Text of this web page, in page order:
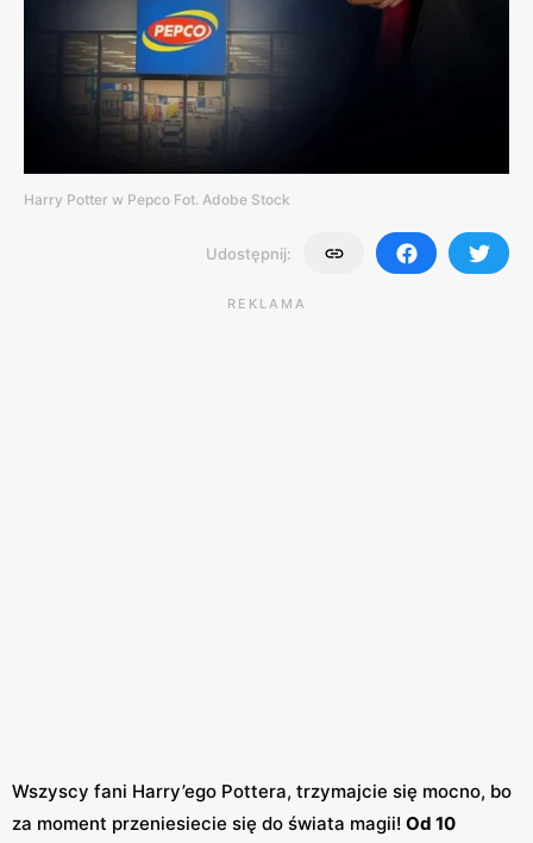
Harry Potter w Pepco Fot. Adobe Stock
Udostępnij:
REKLAMA
Wszyscy fani Harry’ego Pottera, trzymajcie się mocno, bo
za moment przeniesiecie się do świata magii! Od 10